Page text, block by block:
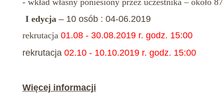
I edycja – 10 osób : 04-06.2019
rekrutacja 01.08 - 30.08.2019 r. godz. 15:00
rekrutacja 02.10 - 10.10.2019 r. godz. 15:00
Więcej informacji